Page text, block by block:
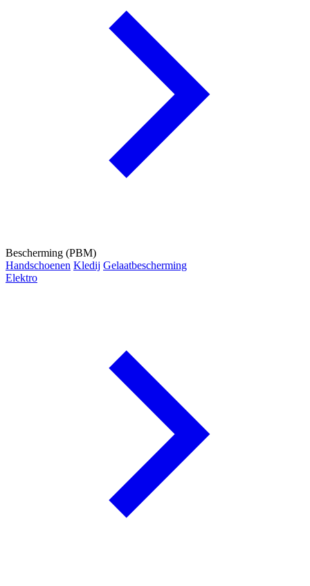
Bescherming (PBM)
Handschoenen Kledij Gelaatbescherming
Elektro